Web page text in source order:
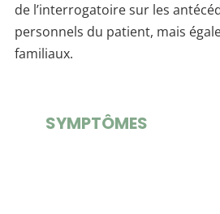
de l’interrogatoire sur les
personnels du patient, mais
familiaux.
SYMPTÔMES